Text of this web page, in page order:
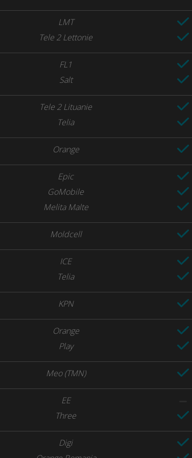
LMT
Tele 2 Lettonie
FL1
Salt
Tele 2 Lituanie
Telia
Orange
Epic
GoMobile
Melita Malte
Moldcell
ICE
Telia
KPN
Orange
Play
Meo (TMN)
EE
Three
Digi